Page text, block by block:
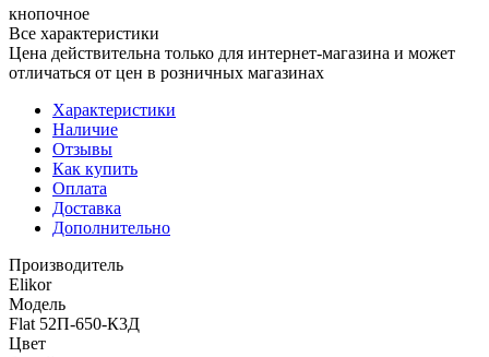
кнопочное
Все характеристики
Цена действительна только для интернет-магазина и может
отличаться от цен в розничных магазинах
Характеристики
Наличие
Отзывы
Как купить
Оплата
Доставка
Дополнительно
Производитель
Elikor
Модель
Flat 52П-650-К3Д
Цвет